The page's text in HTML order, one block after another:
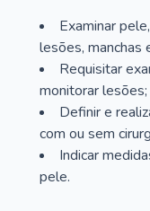
Examinar
lesões, manchas
Requisitar
monitorar lesões;
Definir e
com ou sem
Indicar
pele.